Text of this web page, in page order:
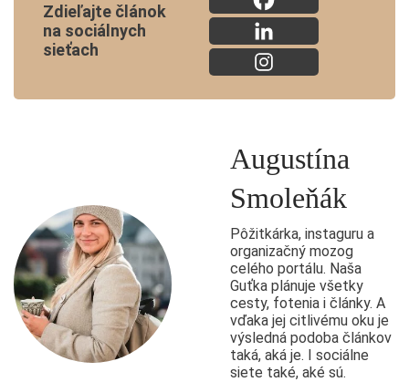
Zdieľajte článok
na sociálnych
sieťach
Augustína
Smoleňák
Pôžitkárka, instaguru a
organizačný mozog
celého portálu. Naša
Guťka plánuje všetky
cesty, fotenia i články. A
vďaka jej citlivému oku je
výsledná podoba článkov
taká, aká je. I sociálne
siete také, aké sú.